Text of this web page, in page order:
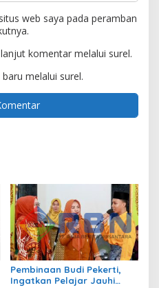
web saya pada peramban
komentar melalui surel.
melalui surel.
Pembinaan Budi Pekerti,
Ingatkan Pelajar Jauhi